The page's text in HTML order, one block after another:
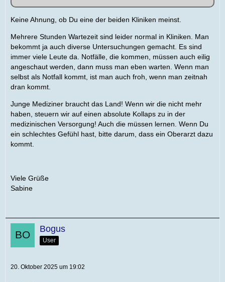
Keine Ahnung, ob Du eine der beiden Kliniken meinst.
Mehrere Stunden Wartezeit sind leider normal in Kliniken. Man
bekommt ja auch diverse Untersuchungen gemacht. Es sind
immer viele Leute da. Notfälle, die kommen, müssen auch eilig
angeschaut werden, dann muss man eben warten. Wenn man
selbst als Notfall kommt, ist man auch froh, wenn man zeitnah
dran kommt.
Junge Mediziner braucht das Land! Wenn wir die nicht mehr
haben, steuern wir auf einen absolute Kollaps zu in der
medizinischen Versorgung! Auch die müssen lernen. Wenn Du
ein schlechtes Gefühl hast, bitte darum, dass ein Oberarzt dazu
kommt.
Viele Grüße
Sabine
Bogus
User
20. Oktober 2025 um 19:02